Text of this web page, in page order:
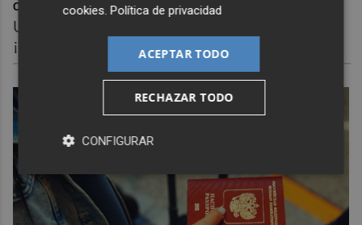
Corepunk MMORPG
Un verdadero MMORPG de la vieja escuela
¡Cómo los de antes, pero mejor!
cookies .Política de privacidad
ACEPTAR TODO
RECHAZAR TODO
CONFIGURAR